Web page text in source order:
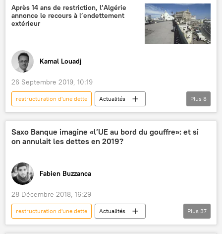
faillite
équilibre budgétaire
licenciement
restructuration
Après 14 ans de restriction, l’Algérie
annonce le recours à l’endettement
extérieur
Kamal Louadj
26 Septembre 2019, 10:19
restructuration d'une dette
Actualités
International
Algérie
dette
dette publique
dette souveraine
financement
infrastructure
Plus 8
Saxo Banque imagine «l’UE au bord du gouffre»: et si
on annulait les dettes en 2019?
Fabien Buzzanca
28 Décembre 2018, 16:29
restructuration d'une dette
Actualités
économie
Allemagne France
Plus 37